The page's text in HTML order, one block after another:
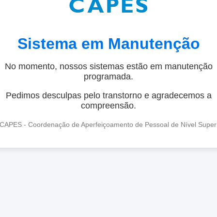
Sistema em Manutenção
No momento, nossos sistemas estão em manutenção
programada.
Pedimos desculpas pelo transtorno e agradecemos a
compreensão.
- Coordenação de Aperfeiçoamento de Pessoal de Nível